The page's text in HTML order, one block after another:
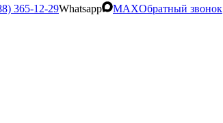
365-12-29Whatsapp MAXОбратный звонок